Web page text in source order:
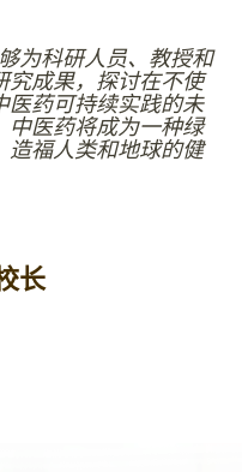
为科研人员、教授和
究成果，探讨在不使
医药可持续实践的未
中医药将成为一种绿
造福人类和地球的健
长